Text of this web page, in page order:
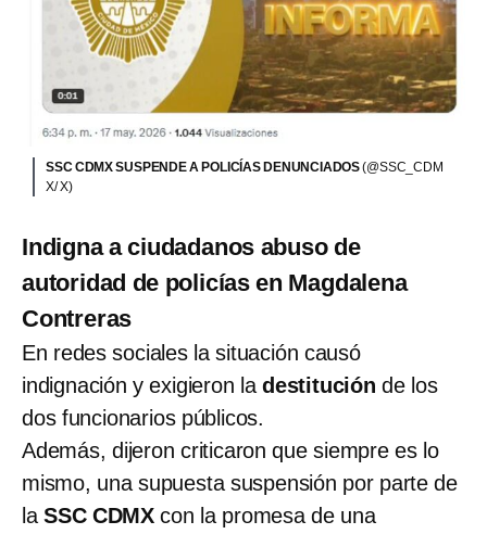
SSC CDMX SUSPENDE A POLICÍAS DENUNCIADOS(@SSC_CDM
X/ X)
Indigna a ciudadanos abuso de
autoridad de policías en Magdalena
Contreras
En redes sociales la situación causó
indignación y exigieron ladestituciónde los
dos funcionarios públicos.
Además, dijeron criticaron que siempre es lo
mismo, una supuesta suspensión por parte de
laSSC CDMX con la promesa de una